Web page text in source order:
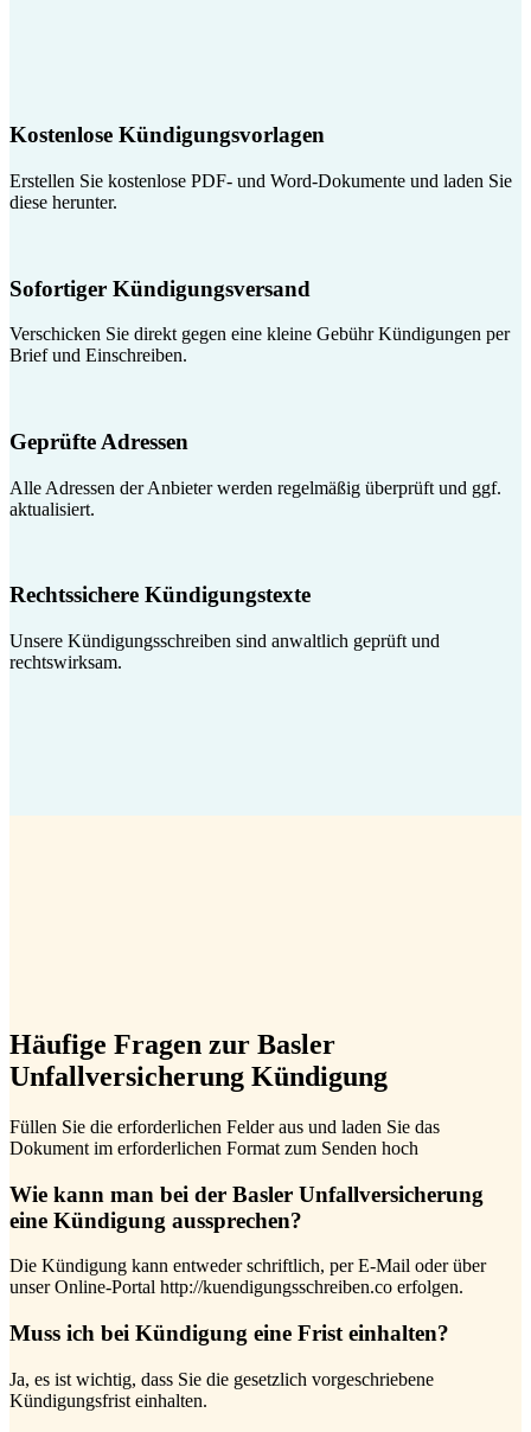
Kostenlose Kündigungsvorlagen
Erstellen Sie kostenlose PDF- und Word-Dokumente und laden Sie
diese herunter.
Sofortiger Kündigungsversand
Verschicken Sie direkt gegen eine kleine Gebühr Kündigungen per
Brief und Einschreiben.
Geprüfte Adressen
Alle Adressen der Anbieter werden regelmäßig überprüft und ggf.
aktualisiert.
Rechtssichere Kündigungstexte
Unsere Kündigungsschreiben sind anwaltlich geprüft und
rechtswirksam.
Häufige Fragen zur Basler
Unfallversicherung Kündigung
Füllen Sie die erforderlichen Felder aus und laden Sie das
Dokument im erforderlichen Format zum Senden hoch
Wie kann man bei der Basler Unfallversicherung
eine Kündigung aussprechen?
Die Kündigung kann entweder schriftlich, per E-Mail oder über
unser Online-Portal http://kuendigungsschreiben.co erfolgen.
Muss ich bei Kündigung eine Frist einhalten?
Ja, es ist wichtig, dass Sie die gesetzlich vorgeschriebene
Kündigungsfrist einhalten.